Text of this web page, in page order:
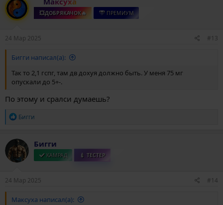
ц
и
и
💥ДОБРЯКАЧОК🔥 ПРЕМИУМ
24 Мар 2025 #13
Бигги написал(а):
Так то 2,1 гспг, там дв дохуя должно быть. У меня 75 мг
опускали до 5+-.
По этому и сралси думаешь?
Р
к
ц
и
и
Бигги
Бигги
КАМРАД 💉 ТЕСТЕР
24 Мар 2025 #14
Максуха написал(а):